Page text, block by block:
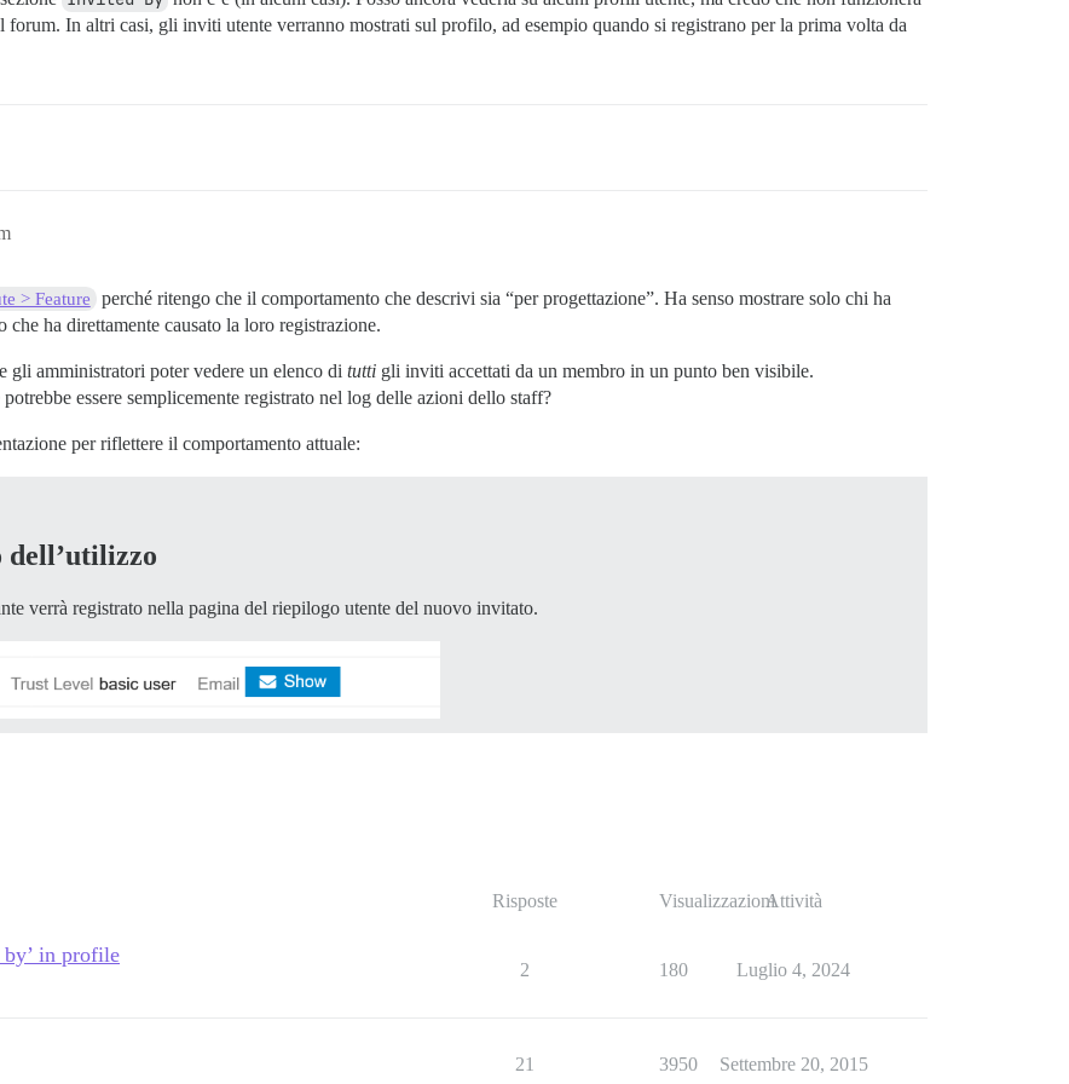
forum. In altri casi, gli inviti utente verranno mostrati sul profilo, ad esempio quando si registrano per la prima volta da
> Feature
perché ritengo che il comportamento che descrivi sia “per progettazione”. Ha senso mostrare solo chi ha
ha direttamente causato la loro registrazione.
gli amministratori poter vedere un elenco di tutti gli inviti accettati da un membro in un punto ben visibile.
essere semplicemente registrato nel log delle azioni dello staff?
per riflettere il comportamento attuale:
dell’utilizzo
verrà registrato nella pagina del riepilogo utente del nuovo invitato.
Risposte VisualizzazioniAttività
in profile
2 180 Luglio 4, 2024
21 3950 Settembre 20, 2015